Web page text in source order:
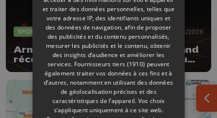
SPORTS 04/06/2026
Armand Marchant et Julie Allemand
récompensés par les Trophées du
sport de la Province de Liège
et traiter des données personnelles, telles que
votre adresse IP, des identifiants uniques et
des données de navigation, afin de proposer
des publicités et du contenu personnalisés,
mesurer les publicités et le contenu, obtenir
des insights d’audience et améliorer les
services. Fournisseurs tiers (1910) peuvent
également traiter vos données à ces fins et à
d’autres, notamment en utilisant des données
de géolocalisation précises et des
caractéristiques de l’appareil. Vos choix
s’appliquent uniquement à ce site web.